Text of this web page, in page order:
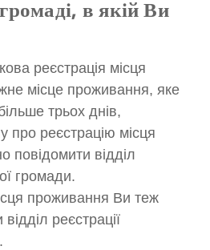
в якій Ви
реєстрація місця
місце проживання, яке
трьох днів,
про реєстрацію місця
повідомити відділ
громади.
проживання Ви теж
реєстрації